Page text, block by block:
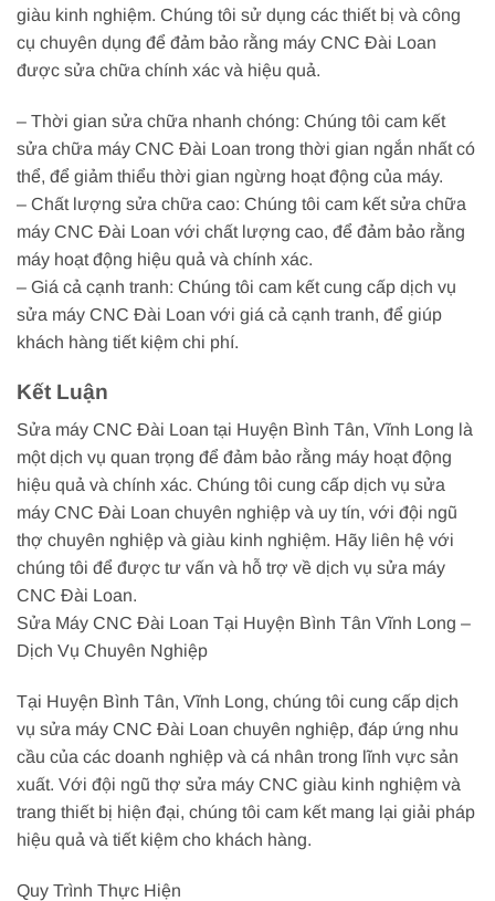
giàu kinh nghiệm. Chúng tôi sử dụng các thiết bị và công
cụ chuyên dụng để đảm bảo rằng máy CNC Đài Loan
được sửa chữa chính xác và hiệu quả.
– Thời gian sửa chữa nhanh chóng: Chúng tôi cam kết
sửa chữa máy CNC Đài Loan trong thời gian ngắn nhất có
thể, để giảm thiểu thời gian ngừng hoạt động của máy.
– Chất lượng sửa chữa cao: Chúng tôi cam kết sửa chữa
máy CNC Đài Loan với chất lượng cao, để đảm bảo rằng
máy hoạt động hiệu quả và chính xác.
– Giá cả cạnh tranh: Chúng tôi cam kết cung cấp dịch vụ
sửa máy CNC Đài Loan với giá cả cạnh tranh, để giúp
khách hàng tiết kiệm chi phí.
Kết Luận
Sửa máy CNC Đài Loan tại Huyện Bình Tân, Vĩnh Long là
một dịch vụ quan trọng để đảm bảo rằng máy hoạt động
hiệu quả và chính xác. Chúng tôi cung cấp dịch vụ sửa
máy CNC Đài Loan chuyên nghiệp và uy tín, với đội ngũ
thợ chuyên nghiệp và giàu kinh nghiệm. Hãy liên hệ với
chúng tôi để được tư vấn và hỗ trợ về dịch vụ sửa máy
CNC Đài Loan.
Sửa Máy CNC Đài Loan Tại Huyện Bình Tân Vĩnh Long –
Dịch Vụ Chuyên Nghiệp
Tại Huyện Bình Tân, Vĩnh Long, chúng tôi cung cấp dịch
vụ sửa máy CNC Đài Loan chuyên nghiệp, đáp ứng nhu
cầu của các doanh nghiệp và cá nhân trong lĩnh vực sản
xuất. Với đội ngũ thợ sửa máy CNC giàu kinh nghiệm và
trang thiết bị hiện đại, chúng tôi cam kết mang lại giải pháp
hiệu quả và tiết kiệm cho khách hàng.
Quy Trình Thực Hiện